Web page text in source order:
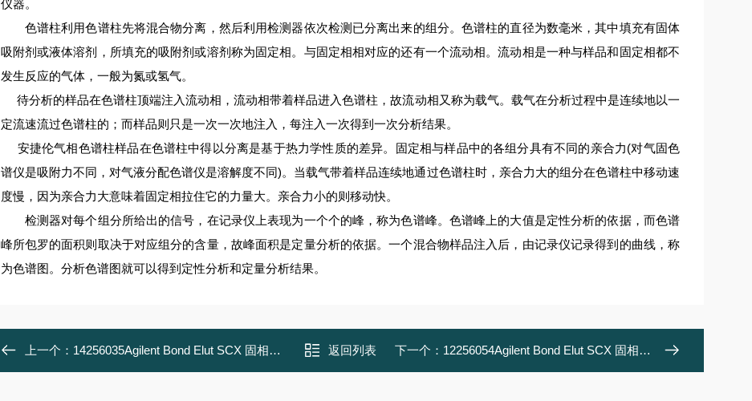
仪器。
色谱柱利用色谱柱先将混合物分离，然后利用检测器依次检测已分离出来的组分。色谱柱的直径为数毫米，其中填充有固体
吸附剂或液体溶剂，所填充的吸附剂或溶剂称为固定相。与固定相相对应的还有一个流动相。流动相是一种与样品和固定相都不
发生反应的气体，一般为氮或氢气。
待分析的样品在色谱柱顶端注入流动相，流动相带着样品进入色谱柱，故流动相又称为载气。载气在分析过程中是连续地以一
定流速流过色谱柱的；而样品则只是一次一次地注入，每注入一次得到一次分析结果。
安捷伦气相色谱柱样品在色谱柱中得以分离是基于热力学性质的差异。固定相与样品中的各组分具有不同的亲合力(对气固色
谱仪是吸附力不同，对气液分配色谱仪是溶解度不同)。当载气带着样品连续地通过色谱柱时，亲合力大的组分在色谱柱中移动速
度慢，因为亲合力大意味着固定相拉住它的力量大。亲合力小的则移动快。
检测器对每个组分所给出的信号，在记录仪上表现为一个个的峰，称为色谱峰。色谱峰上的大值是定性分析的依据，而色谱
峰所包罗的面积则取决于对应组分的含量，故峰面积是定量分析的依据。一个混合物样品注入后，由记录仪记录得到的曲线，称
为色谱图。分析色谱图就可以得到定性分析和定量分析结果。
上一个： 14256035Agilent Bond Elut SCX 固相萃取小柱 返回列表 下一个： 12256054Agilent Bond Elut SCX 固相萃取小柱